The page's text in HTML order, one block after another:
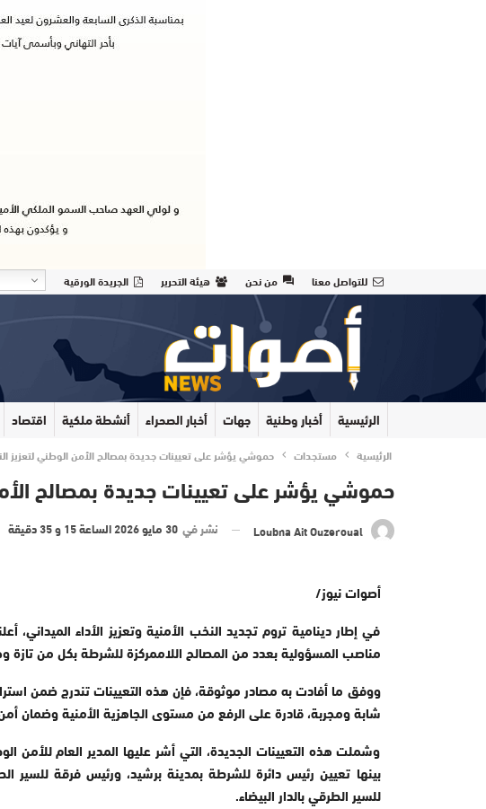
للتواصل معنا من نحن هيئة التحرير الجريدة الورقية
الرئيسية أخبار وطنية جهات أخبار الصحراء أنشطة ملكية اقتصاد
الرئيسية مستجدات حموشي يؤشر على تعيينات جديدة بمصالح الأمن الوطني لتعزيز
حموشي يؤشر على تعيينات جديدة بمصالح
Loubna Ait Ouzeroual نشر في 30 مايو 2026 الساعة 15 و 35 دقيقة
أصوات نيوز/
في إطار دينامية تروم تجديد النخب الأمنية وتعزيز الأداء
مناصب المسؤولية بعدد من المصالح اللاممركزة للشرطة بكل من تازة
ووفق ما أفادت به مصادر موثوقة، فإن هذه التعيينات تندرج ضمن
شابة ومجربة، قادرة على الرفع من مستوى الجاهزية الأمنية وضمان
وشملت هذه التعيينات الجديدة، التي أشر عليها المدير العام
بينها تعيين رئيس دائرة للشرطة بمدينة برشيد، ورئيس فرقة للسير
للسير الطرقي بالدار البيضاء.